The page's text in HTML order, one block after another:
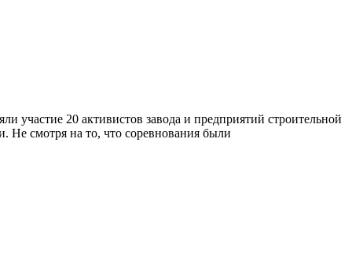
участие 20 активистов завода и предприятий строительной
смотря на то, что соревнования были